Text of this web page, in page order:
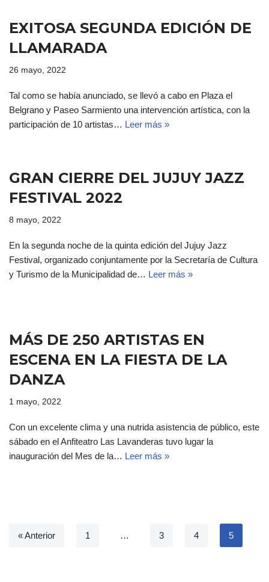
EXITOSA SEGUNDA EDICIÓN DE
LLAMARADA
26 mayo, 2022
Tal como se había anunciado, se llevó a cabo en Plaza el
Belgrano y Paseo Sarmiento una intervención artística, con la
participación de 10 artistas… Leer más »
GRAN CIERRE DEL JUJUY JAZZ
FESTIVAL 2022
8 mayo, 2022
En la segunda noche de la quinta edición del Jujuy Jazz
Festival, organizado conjuntamente por la Secretaría de Cultura
y Turismo de la Municipalidad de… Leer más »
MÁS DE 250 ARTISTAS EN
ESCENA EN LA FIESTA DE LA
DANZA
1 mayo, 2022
Con un excelente clima y una nutrida asistencia de público, este
sábado en el Anfiteatro Las Lavanderas tuvo lugar la
inauguración del Mes de la… Leer más »
« Anterior 1 … 3 4 5